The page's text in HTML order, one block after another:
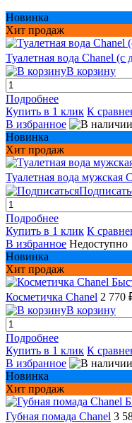
Новинка
Хит продаж
Туалетная вода Chanel (с
В корзину
Подробнее
Купить в 1 клик К
В избранное
Новинка
Хит продаж
Туалетная вода мужская
Подробнее
Купить в 1 клик К
В избранное Недоступно
Новинка
Хит продаж
Косметичка Chanel 2 770
В корзину
Подробнее
Купить в 1 клик К
В избранное
Новинка
Хит продаж
Губная помада Chanel 3